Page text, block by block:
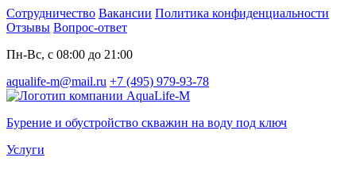
Сотрудничество Вакансии Политика конфиденциальности
Отзывы Вопрос-ответ
Пн-Вс, с 08:00 до 21:00
aqualife-m@mail.ru +7 (495) 979-93-78
Бурение и обустройство скважин на воду под ключ
Услуги